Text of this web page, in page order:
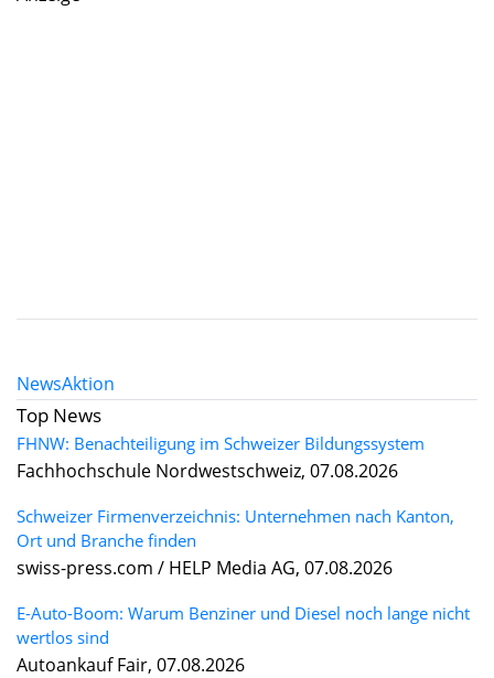
NewsAktion
Top News
FHNW: Benachteiligung im Schweizer Bildungssystem
Fachhochschule Nordwestschweiz, 07.08.2026
Schweizer Firmenverzeichnis: Unternehmen nach Kanton,
Ort und Branche finden
swiss-press.com / HELP Media AG, 07.08.2026
E-Auto-Boom: Warum Benziner und Diesel noch lange nicht
wertlos sind
Autoankauf Fair, 07.08.2026